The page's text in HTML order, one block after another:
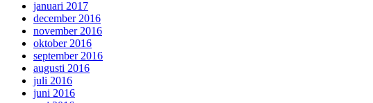
januari 2017
december 2016
november 2016
oktober 2016
september 2016
augusti 2016
juli 2016
juni 2016